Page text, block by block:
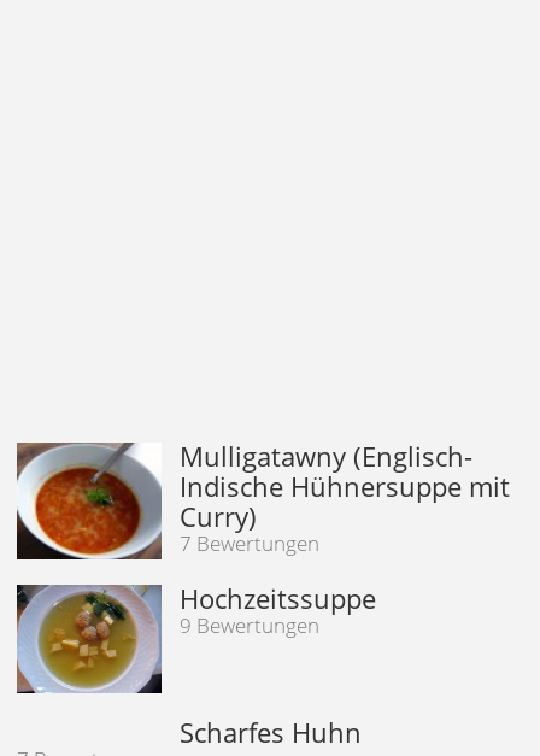
Mulligatawny (Englisch-
Indische Hühnersuppe mit
Curry)
7 Bewertungen
Hochzeitssuppe
9 Bewertungen
Scharfes Huhn